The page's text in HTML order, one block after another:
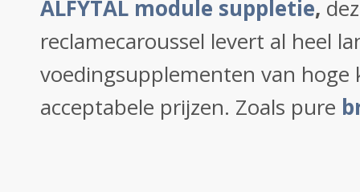
ALFYTAL module suppletie,
reclamecaroussel levert al heel
voedingsupplementen van
acceptabele prijzen. Zoals pure